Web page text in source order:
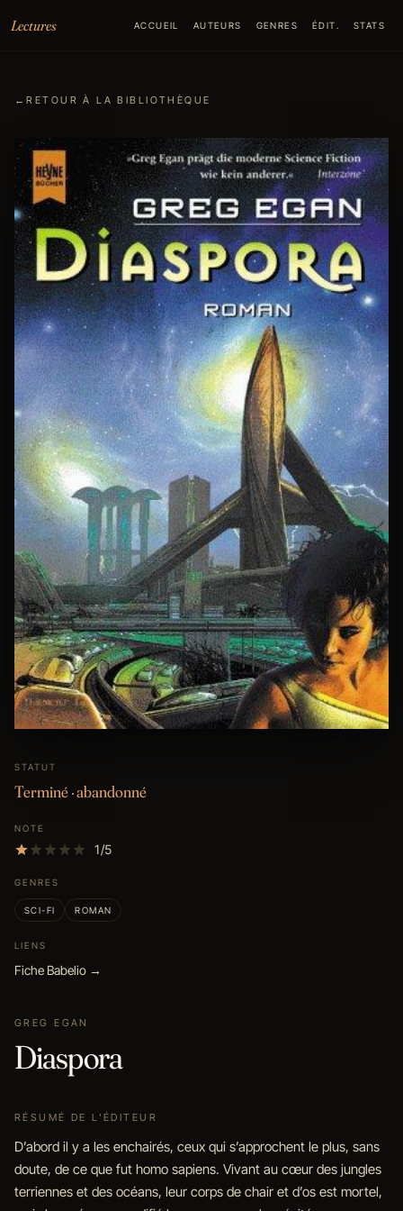
Lectures
ACCUEIL AUTEURS GENRES ÉDIT. STATS
←RETOUR À LA BIBLIOTHÈQUE
STATUT
Terminé · abandonné
NOTE
1/5
GENRES
SCI-FI ROMAN
LIENS
Fiche Babelio →
GREG EGAN
Diaspora
RÉSUMÉ DE L'ÉDITEUR
D’abord il y a les enchairés, ceux qui s’approchent le plus, sans
doute, de ce que fut homo sapiens. Vivant au cœur des jungles
terriennes et des océans, leur corps de chair et d’os est mortel,